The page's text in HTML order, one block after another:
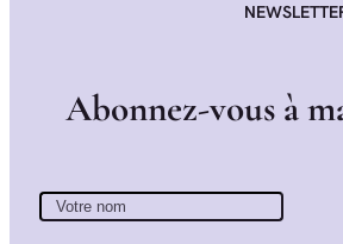
Abonnez-vous àm